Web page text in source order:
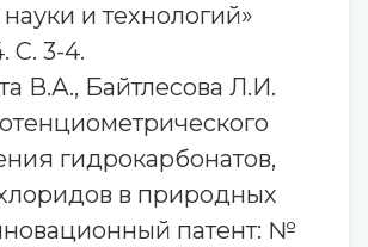
и технологий»
С. 3-4.
В.А., Байтлесова Л.И.
гидрокарбонатов,
в природных
патент: №